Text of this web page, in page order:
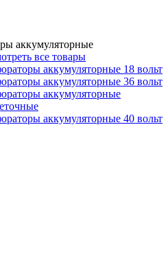
аккумуляторные
все товары
аккумуляторные 18 вольт
аккумуляторные 36 вольт
аккумуляторные
аккумуляторные 40 вольт